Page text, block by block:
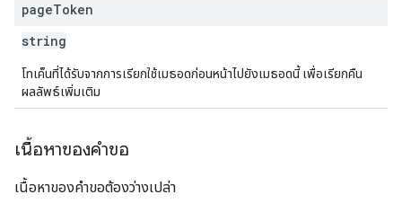
pageToken
string
โทเค็นที่ได้รับจากการเรียกใช้เมธอดก่อนหน้าไปยังเมธอดนี้ เพื่อเรียกคืน
ผลลัพธ์เพิ่มเติม
เนื้อหาของคำขอ
เนื้อหาของคำขอต้องว่างเปล่า